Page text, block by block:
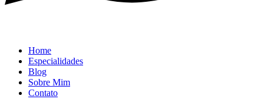
Home
Especialidades
Blog
Sobre Mim
Contato